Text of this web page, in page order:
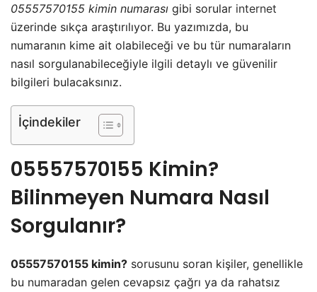
05557570155 kimin numarası gibi sorular internet
üzerinde sıkça araştırılıyor. Bu yazımızda, bu
numaranın kime ait olabileceği ve bu tür numaraların
nasıl sorgulanabileceğiyle ilgili detaylı ve güvenilir
bilgileri bulacaksınız.
İçindekiler
05557570155 Kimin?
Bilinmeyen Numara Nasıl
Sorgulanır?
05557570155 kimin? sorusunu soran kişiler, genellikle
bu numaradan gelen cevapsız çağrı ya da rahatsız